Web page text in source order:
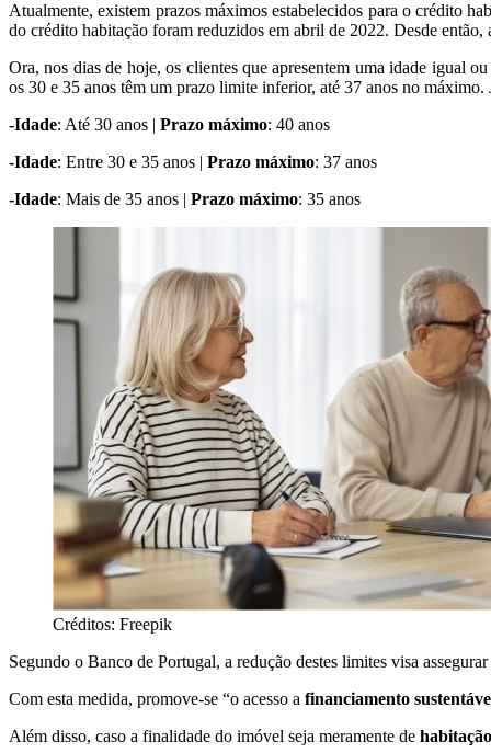
Atualmente, existem prazos máximos estabelecidos para o crédito
do crédito habitação foram reduzidos em abril de 2022. Desde
Ora, nos dias de hoje, os clientes que apresentem uma idade igual
os 30 e 35 anos têm um prazo limite inferior, até 37 anos no
-Idade: Até 30 anos | Prazo máximo: 40 anos
-Idade: Entre 30 e 35 anos | Prazo máximo: 37 anos
-Idade: Mais de 35 anos | Prazo máximo: 35 anos
Créditos: Freepik
Segundo o Banco de Portugal, a redução destes limites visa
Com esta medida, promove-se “o acesso a financiamento
Além disso, caso a finalidade do imóvel seja meramente de